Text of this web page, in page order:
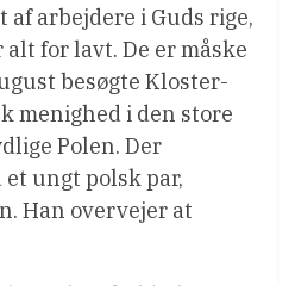
af arbejdere i Guds rige,
for lavt. De er måske
besøgte Kloster-
menighed i den store
Polen. Der
ungt polsk par,
Han overvejer at